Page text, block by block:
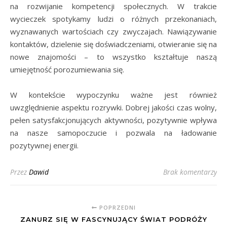
na rozwijanie kompetencji społecznych. W trakcie
wycieczek spotykamy ludzi o różnych przekonaniach,
wyznawanych wartościach czy zwyczajach. Nawiązywanie
kontaktów, dzielenie się doświadczeniami, otwieranie się na
nowe znajomości – to wszystko kształtuje naszą
umiejętność porozumiewania się.
W kontekście wypoczynku ważne jest również
uwzględnienie aspektu rozrywki. Dobrej jakości czas wolny,
pełen satysfakcjonujących aktywności, pozytywnie wpływa
na nasze samopoczucie i pozwala na ładowanie
pozytywnej energii.
Przez Dawid Brak komentarzy
POPRZEDNI
ZANURZ SIĘ W FASCYNUJĄCY ŚWIAT PODRÓŻY